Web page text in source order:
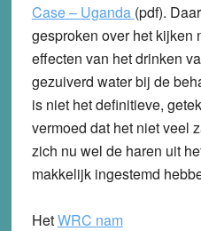
Case – Uganda (pdf).
gesproken over het kijken
effecten van het drinken
gezuiverd water bij de
is niet het definitieve,
vermoed dat het niet veel
zich nu wel de haren uit
makkelijk ingestemd
HetWRC nam